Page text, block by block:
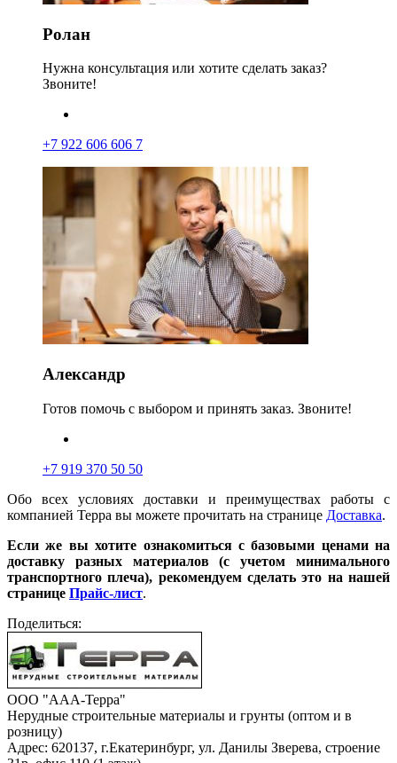
Ролан
Нужна консультация или хотите сделать заказ?
Звоните!
+7 922 606 606 7
Александр
Готов помочь с выбором и принять заказ. Звоните!
+7 919 370 50 50
Обо всех условиях доставки и преимуществах работы с
компанией Терра вы можете прочитать на странице Доставка.
Если же вы хотите ознакомиться с базовыми ценами на
доставку разных материалов (с учетом минимального
транспортного плеча), рекомендуем сделать это на нашей
странице Прайс-лист.
Поделиться:
ООО "ААА-Терра"
Нерудные строительные материалы и грунты (оптом и в
розницу)
Адрес: 620137, г.Екатеринбург, ул. Данилы Зверева, строение